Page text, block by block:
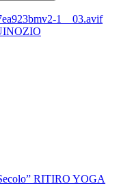
RITIRO YOGA